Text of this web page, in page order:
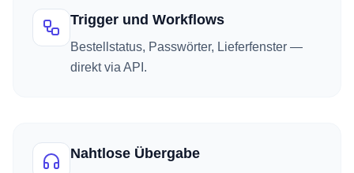
Trigger und Workflows
Bestellstatus, Passwörter, Lieferfenster —
direkt via API.
Nahtlose Übergabe